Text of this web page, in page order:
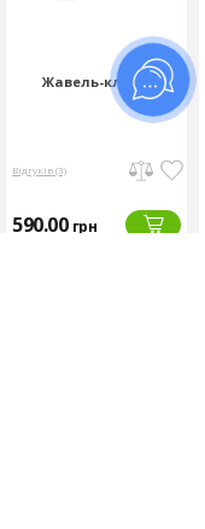
Жавель-клейд
Відгуків (3)
590.00 грн